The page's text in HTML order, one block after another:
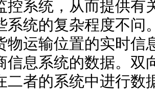
控系统，从而提供有
系统的复杂程度不问
物运输位置的实时信
信息系统的数据。双
二者的系统中进行数